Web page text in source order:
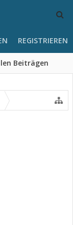
Beiträgen
REGISTRIEREN